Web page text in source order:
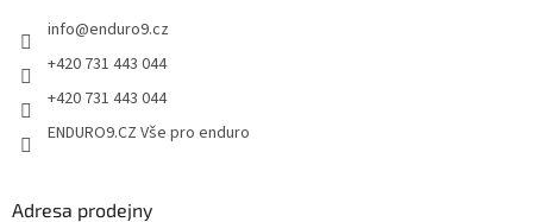
info@enduro9.cz
+420 731 443 044
+420 731 443 044
ENDURO9.CZ Vše pro enduro
Adresa prodejny